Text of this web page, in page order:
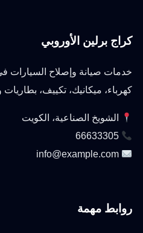
كراج برلين الأوروبي
خدمات صيانة وإصلاح السيارات
كهرباء، ميكانيك، تكييف،
الشويخ الصناعية، الكويت
66633305
info@example.com
روابط مهمة